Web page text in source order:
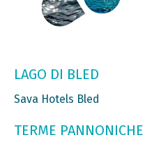
LAGO DI BLED
Sava Hotels Bled
TERME PANNONICHE